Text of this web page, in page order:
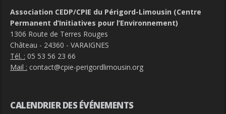
Association CEDP/CPIE du Périgord-Limousin (Centre
Permanent d’Initiatives pour l’Environnement)
1306 Route de Terres Rouges
Château - 24360 - VARAIGNES
Tél. : 05 53 56 23 66
Mail : contact@cpie-perigordlimousin.org
CALENDRIER DES ÉVÉNEMENTS